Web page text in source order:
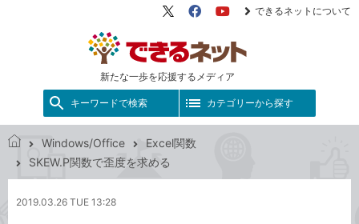
新たな一歩を応援するメディア
X（旧
FacebookYouTube
できるネットについて
キーワードで検索 カテゴリーから探す
で
ネ
Windows/Office
Excel関数
SKEW.P関数で歪度を求める
2019.03.26 TUE 13:28